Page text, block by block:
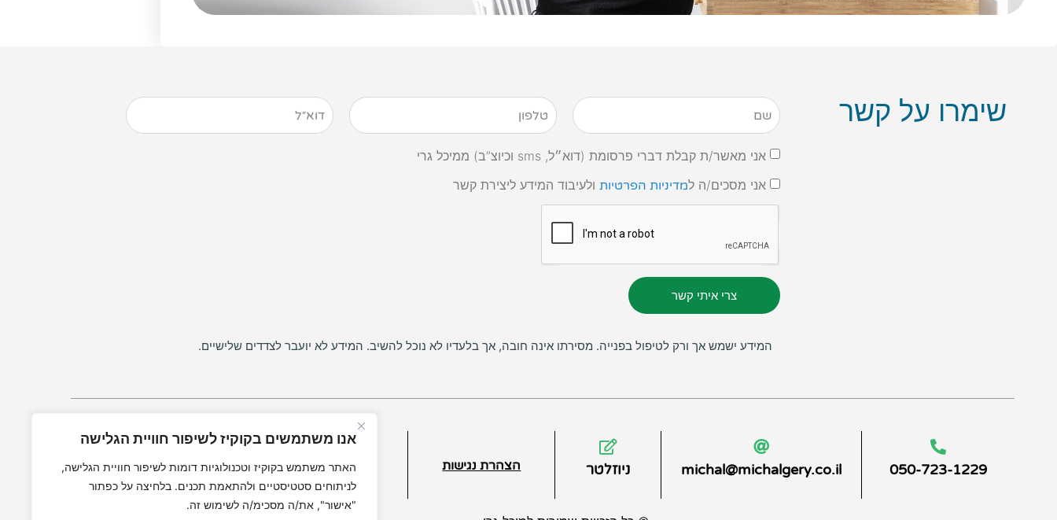
אנו משתמשים בקוקיז לשיפור חוויית הגלישה
האתר משתמש בקוקיז וטכנולוגיות דומות לשיפור חוויית הגלישה,
לניתוחים סטטיסטיים ולהתאמת תכנים. בלחיצה על כפתור
"אישור", את/ה מסכימ/ה לשימוש זה.
שימרו על קשר
אני מאשר/ת קבלת דברי פרסומת (דוא״ל, sms וכיוצ”ב) ממיכל גרי
אני מסכים/ה למדיניות הפרטיותולעיבוד המידע ליצירת קשר
צרי איתי קשר
המידע ישמש אך ורק לטיפול בפנייה. מסירתו אינה חובה, אך בלעדיו לא נוכל להשיב. המידע לא יועבר לצדדים שלישיים.
050-723-1229
michal@michalgery.co.il ניוזלטר הצהרת נגישות מדיניות פרטיות תנאי ביטול